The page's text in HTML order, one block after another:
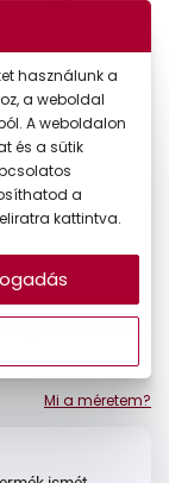
Mi a méretem?
használunk a
a weboldal
A weboldalon
és a sütik
a
kattintva.